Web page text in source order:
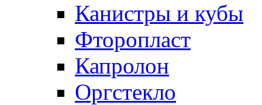
Канистры и кубы
Фторопласт
Капролон
Оргстекло